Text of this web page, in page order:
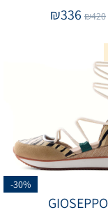
₪420
₪336
-30%
GIOSEPPO